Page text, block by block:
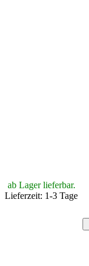
ab Lager lieferbar.
Lieferzeit: 1-3 Tage